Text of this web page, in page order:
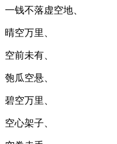
一钱不落虚空地、
晴空万里、
空前未有、
匏瓜空悬、
碧空万里、
空心架子、